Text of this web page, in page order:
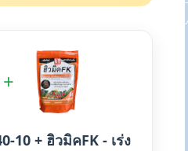
+
10 + ฮิวมิคFK - เร่ง